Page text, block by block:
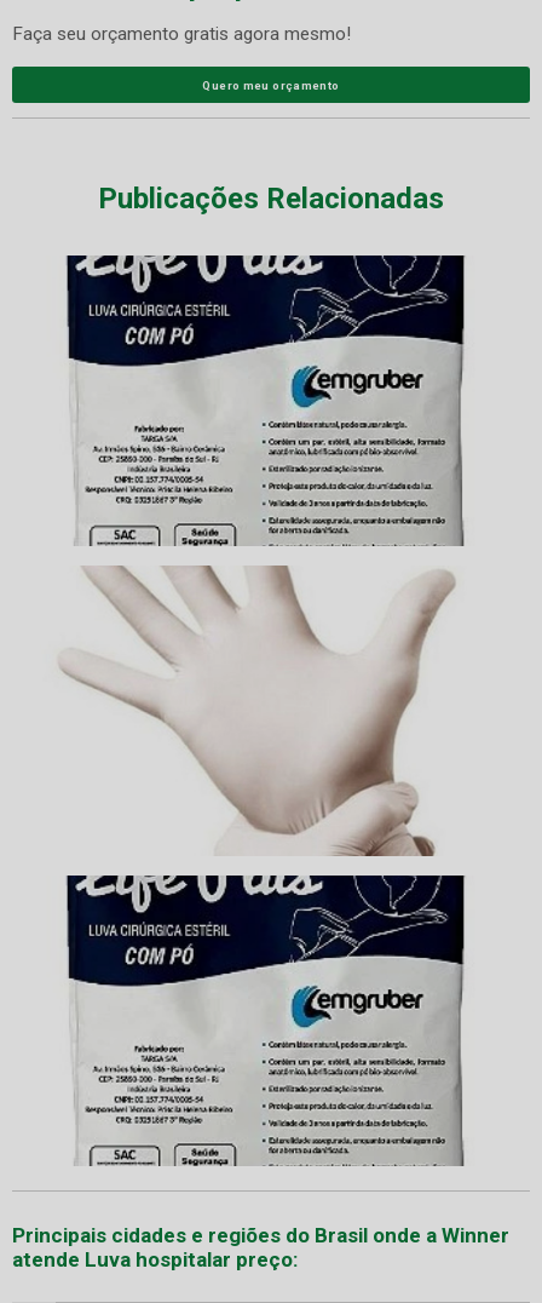
Faça seu orçamento gratis agora mesmo!
Quero meu orçamento
Publicações Relacionadas
Principais cidades e regiões do Brasil onde a Winner
atende Luva hospitalar preço: